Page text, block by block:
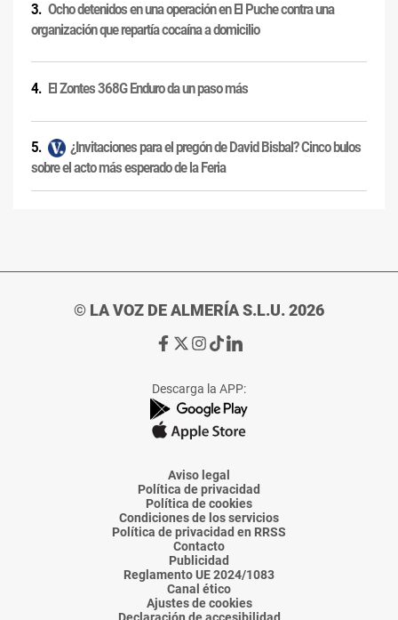
Ocho detenidos en una operación en El Puche contra una
organización que repartía cocaína a domicilio
El Zontes 368G Enduro da un paso más
¿Invitaciones para el pregón de David Bisbal? Cinco bulos
sobre el acto más esperado de la Feria
© LA VOZ DE ALMERÍA S.L.U. 2026
Ir
de
La
Voz
Almería
Ir
de
La
Voz
Almería
Ir
de
La
Voz
Almería
Ir
de
La
Voz
Almería
Ir
de
La
Voz
Descarga la APP:
Aviso legal
Política de privacidad
Política de cookies
Condiciones de los servicios
Política de privacidad en RRSS
Contacto
Publicidad
Reglamento UE 2024/1083
Canal ético
Ajustes de cookies